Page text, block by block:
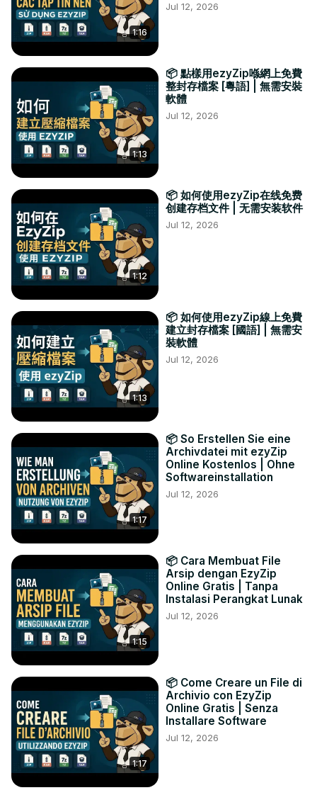
1:16
Jul 12, 2026
1:13
📦 點樣用ezyZip喺網上免費
整封存檔案 [粵語] | 無需安裝
軟體
Jul 12, 2026
1:12
📦 如何使用ezyZip在线免费
创建存档文件 | 无需安装软件
Jul 12, 2026
1:13
📦 如何使用ezyZip線上免費
建立封存檔案 [國語] | 無需安
裝軟體
Jul 12, 2026
1:17
📦 So Erstellen Sie eine
Archivdatei mit ezyZip
Online Kostenlos | Ohne
Softwareinstallation
Jul 12, 2026
1:15
📦 Cara Membuat File
Arsip dengan EzyZip
Online Gratis | Tanpa
Instalasi Perangkat Lunak
Jul 12, 2026
1:17
📦 Come Creare un File di
Archivio con EzyZip
Online Gratis | Senza
Installare Software
Jul 12, 2026